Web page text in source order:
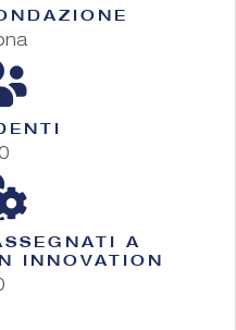
A
INNOVATION